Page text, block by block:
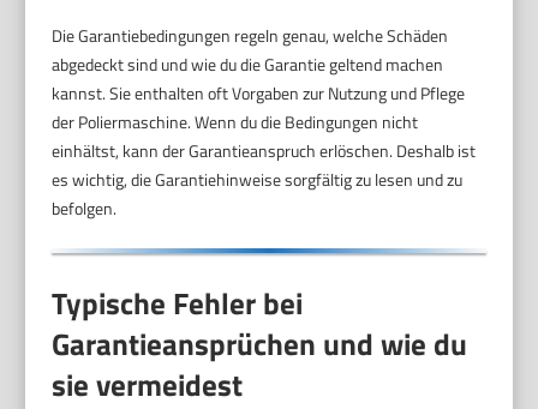
Die Garantiebedingungen regeln genau, welche Schäden
abgedeckt sind und wie du die Garantie geltend machen
kannst. Sie enthalten oft Vorgaben zur Nutzung und Pflege
der Poliermaschine. Wenn du die Bedingungen nicht
einhältst, kann der Garantieanspruch erlöschen. Deshalb ist
es wichtig, die Garantiehinweise sorgfältig zu lesen und zu
befolgen.
Typische Fehler bei
Garantieansprüchen und wie du
sie vermeidest